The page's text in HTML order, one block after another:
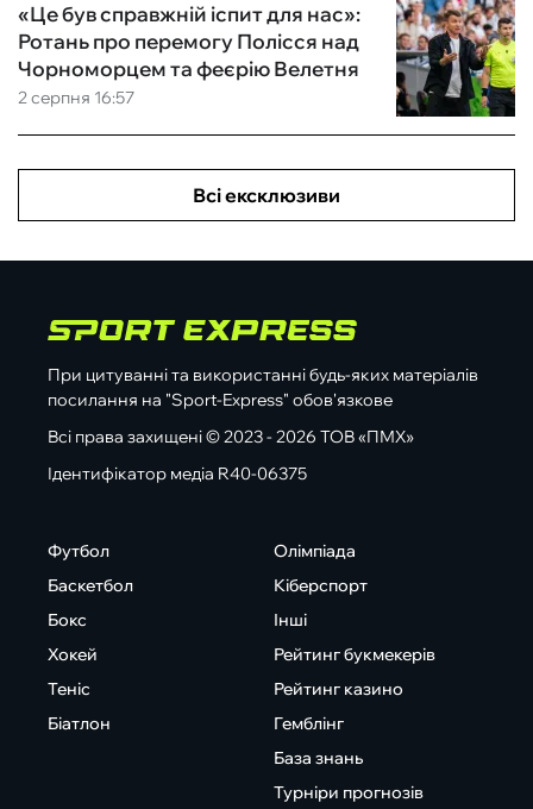
2 серпня 16:57
«Це був справжній іспит для нас»:
Ротань про перемогу Полісся над
Чорноморцем та феєрію Велетня
Всі ексклюзиви
При цитуванні та використанні будь-яких матеріалів
посилання на "Sport-Express" обов'язкове
Всі права захищені © 2023 - 2026 ТОВ «ПМХ»
Ідентифікатор медіа R40-06375
Футбол
Баскетбол
Бокс
Хокей
Теніс
Біатлон
Олімпіада
Кіберспорт
Інші
Рейтинг букмекерів
Рейтинг казино
Гемблінг
База знань
Турніри прогнозів